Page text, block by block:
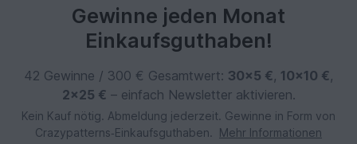
Gewinne jeden Monat
Einkaufsguthaben!
42 Gewinne / 300 € Gesamtwert: 30×5 €, 10×10 €,
2×25 € – einfach Newsletter aktivieren.
Kein Kauf nötig. Abmeldung jederzeit. Gewinne in Form von
Crazypatterns‑Einkaufsguthaben.
Mehr Informationen